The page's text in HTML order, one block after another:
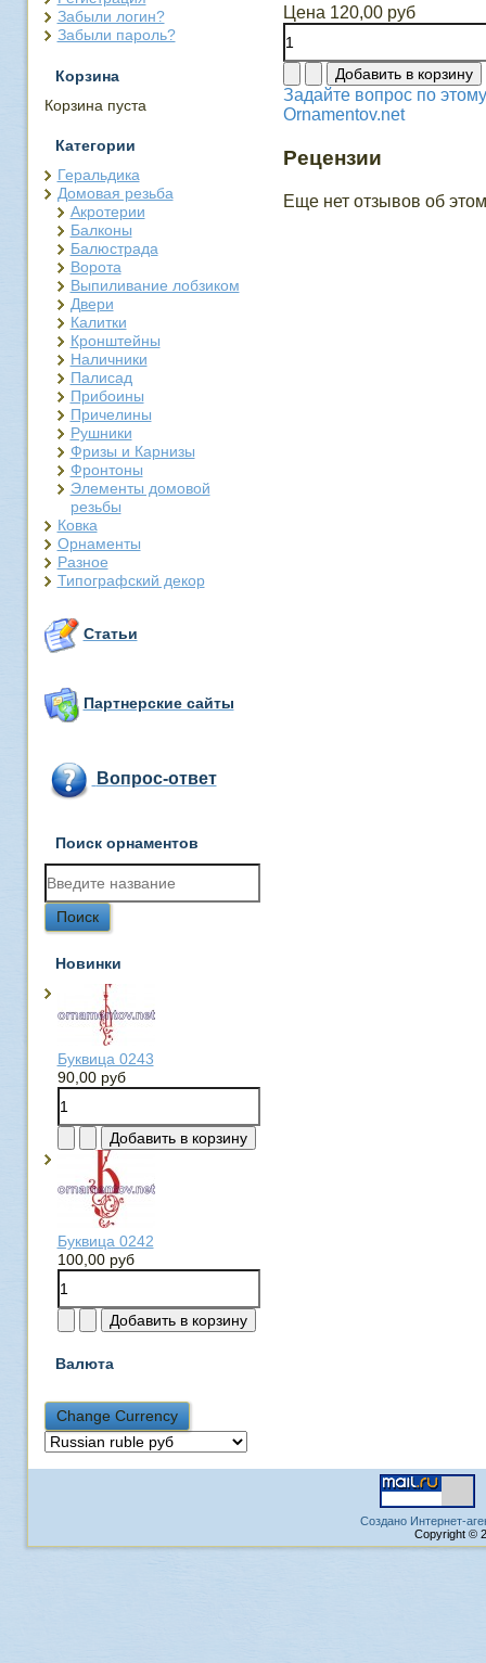
Забыли логин?
Забыли пароль?
Корзина
Корзина пуста
Категории
Геральдика
Домовая резьба
Акротерии
Балконы
Балюстрада
Ворота
Выпиливание лобзиком
Двери
Калитки
Кронштейны
Наличники
Палисад
Прибоины
Причелины
Рушники
Фризы и Карнизы
Фронтоны
Элементы домовой
резьбы
Ковка
Орнаменты
Разное
Типографский декор
Статьи
Партнерские сайты
Вопрос-ответ
Поиск орнаментов
Новинки
Буквица 0243
90,00 руб
Буквица 0242
100,00 руб
Валюта
Цена 120,00 руб
Задайте вопрос по
Ornamentov.net
Рецензии
Еще нет отзывов об
Создано Интернет-
Copyright ©